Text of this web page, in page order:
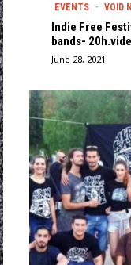
EVENTS · VOID
Indie Free
bands-
June 28, 2021